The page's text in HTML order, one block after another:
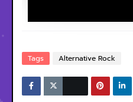
Tags Alternative Rock